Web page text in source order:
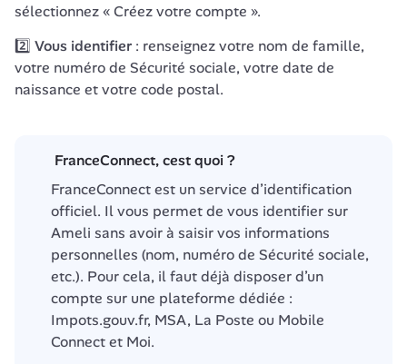
sélectionnez « Créez votre compte ».
2️⃣ Vous identifier : renseignez votre nom de famille,
votre numéro de Sécurité sociale, votre date de
naissance et votre code postal.
️ FranceConnect, cest quoi ?
FranceConnect est un service d’identification
officiel. Il vous permet de vous identifier sur
Ameli sans avoir à saisir vos informations
personnelles (nom, numéro de Sécurité sociale,
etc.). Pour cela, il faut déjà disposer d’un
compte sur une plateforme dédiée :
Impots.gouv.fr, MSA, La Poste ou Mobile
Connect et Moi.